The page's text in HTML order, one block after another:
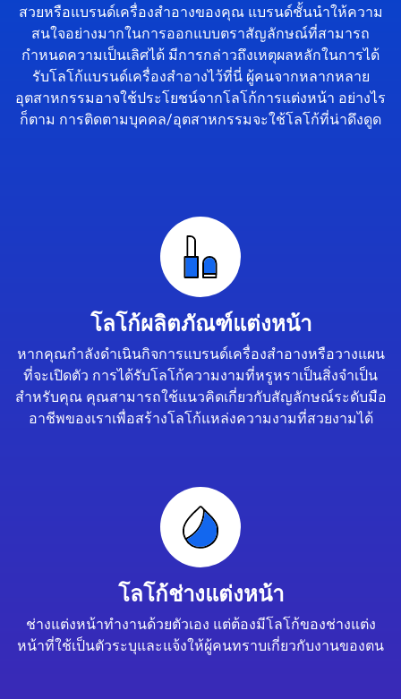
สวยหรือแบรนด์เครื่องสำอางของคุณ แบรนด์ชั้นนำให้ความ
สนใจอย่างมากในการออกแบบตราสัญลักษณ์ที่สามารถ
กำหนดความเป็นเลิศได้ มีการกล่าวถึงเหตุผลหลักในการได้
รับโลโก้แบรนด์เครื่องสำอางไว้ที่นี่ ผู้คนจากหลากหลาย
อุตสาหกรรมอาจใช้ประโยชน์จากโลโก้การแต่งหน้า อย่างไร
ก็ตาม การติดตามบุคคล/อุตสาหกรรมจะใช้โลโก้ที่น่าดึงดูด
โลโก้ผลิตภัณฑ์แต่งหน้า
หากคุณกำลังดำเนินกิจการแบรนด์เครื่องสำอางหรือวางแผน
ที่จะเปิดตัว การได้รับโลโก้ความงามที่หรูหราเป็นสิ่งจำเป็น
สำหรับคุณ คุณสามารถใช้แนวคิดเกี่ยวกับสัญลักษณ์ระดับมือ
อาชีพของเราเพื่อสร้างโลโก้แหล่งความงามที่สวยงามได้
โลโก้ช่างแต่งหน้า
ช่างแต่งหน้าทำงานด้วยตัวเอง แต่ต้องมีโลโก้ของช่างแต่ง
หน้าที่ใช้เป็นตัวระบุและแจ้งให้ผู้คนทราบเกี่ยวกับงานของตน